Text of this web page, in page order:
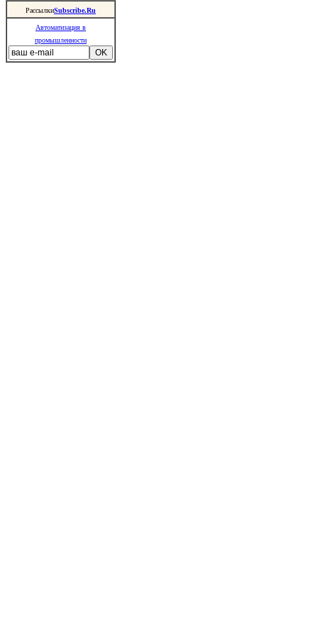
РассылкиSubscribe.Ru
Автоматизация в
промышленности